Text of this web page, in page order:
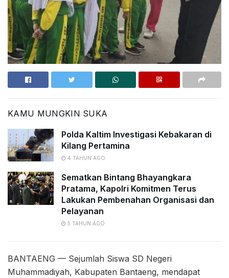
KAMU MUNGKIN SUKA
Polda Kaltim Investigasi Kebakaran di
Kilang Pertamina
4 TAHUN AGO
Sematkan Bintang Bhayangkara
Pratama, Kapolri Komitmen Terus
Lakukan Pembenahan Organisasi dan
Pelayanan
5 TAHUN AGO
BANTAENG — Sejumlah Siswa SD Negeri
Muhammadiyah, Kabupaten Bantaeng, mendapat